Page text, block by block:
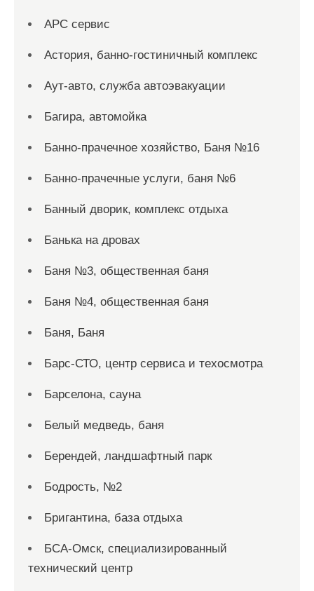
АРС сервис
Астория, банно-гостиничный комплекс
Аут-авто, служба автоэвакуации
Багира, автомойка
Банно-прачечное хозяйство, Баня №16
Банно-прачечные услуги, баня №6
Банный дворик, комплекс отдыха
Банька на дровах
Баня №3, общественная баня
Баня №4, общественная баня
Баня, Баня
Барс-СТО, центр сервиса и техосмотра
Барселона, сауна
Белый медведь, баня
Берендей, ландшафтный парк
Бодрость, №2
Бригантина, база отдыха
БСА-Омск, специализированный
технический центр